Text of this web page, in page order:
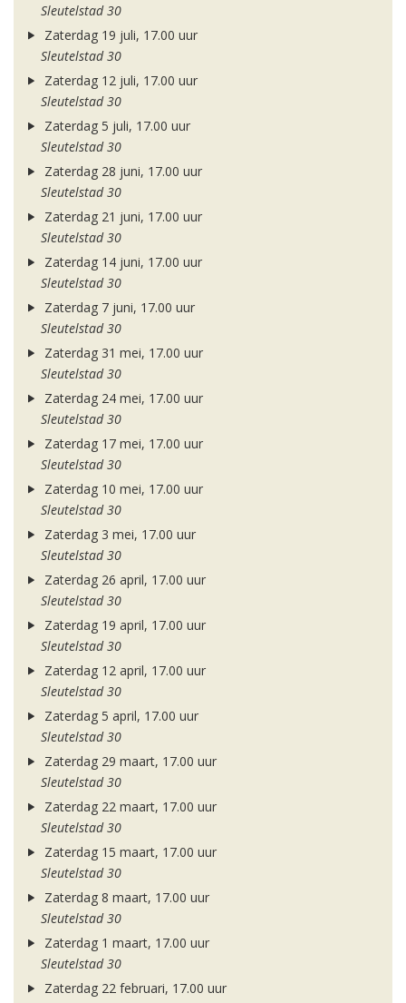
Sleutelstad 30
Zaterdag 19 juli, 17.00 uur
Sleutelstad 30
Zaterdag 12 juli, 17.00 uur
Sleutelstad 30
Zaterdag 5 juli, 17.00 uur
Sleutelstad 30
Zaterdag 28 juni, 17.00 uur
Sleutelstad 30
Zaterdag 21 juni, 17.00 uur
Sleutelstad 30
Zaterdag 14 juni, 17.00 uur
Sleutelstad 30
Zaterdag 7 juni, 17.00 uur
Sleutelstad 30
Zaterdag 31 mei, 17.00 uur
Sleutelstad 30
Zaterdag 24 mei, 17.00 uur
Sleutelstad 30
Zaterdag 17 mei, 17.00 uur
Sleutelstad 30
Zaterdag 10 mei, 17.00 uur
Sleutelstad 30
Zaterdag 3 mei, 17.00 uur
Sleutelstad 30
Zaterdag 26 april, 17.00 uur
Sleutelstad 30
Zaterdag 19 april, 17.00 uur
Sleutelstad 30
Zaterdag 12 april, 17.00 uur
Sleutelstad 30
Zaterdag 5 april, 17.00 uur
Sleutelstad 30
Zaterdag 29 maart, 17.00 uur
Sleutelstad 30
Zaterdag 22 maart, 17.00 uur
Sleutelstad 30
Zaterdag 15 maart, 17.00 uur
Sleutelstad 30
Zaterdag 8 maart, 17.00 uur
Sleutelstad 30
Zaterdag 1 maart, 17.00 uur
Sleutelstad 30
Zaterdag 22 februari, 17.00 uur